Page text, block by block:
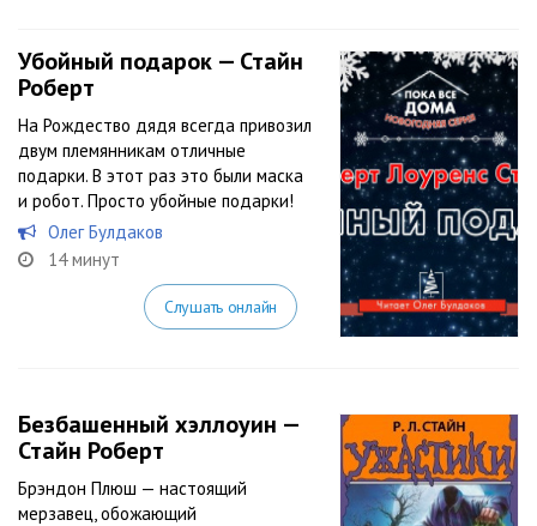
Убойный подарок — Стайн
Роберт
На Рождество дядя всегда привозил
двум племянникам отличные
подарки. В этот раз это были маска
и робот. Просто убойные подарки!
Олег Булдаков
14 минут
Слушать онлайн
Безбашенный хэллоуин —
Стайн Роберт
Брэндон Плюш — настоящий
мерзавец, обожающий